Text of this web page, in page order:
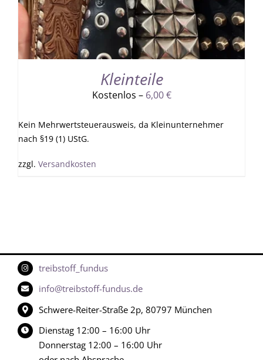
Kleinteile
Kostenlos – 6,00€
Kein Mehrwertsteuerausweis, da Kleinunternehmer
nach §19 (1) UStG.
zzgl. Versandkosten
treibstoff_fundus
info@treibstoff-fundus.de
Schwere-Reiter-Straße 2p, 80797 München
Dienstag 12:00 – 16:00 Uhr
Donnerstag 12:00 – 16:00 Uhr